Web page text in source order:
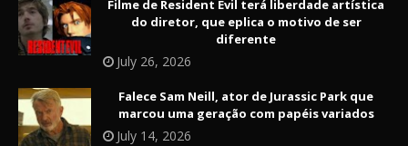
Filme de Resident Evil terá liberdade artística
do diretor, que eplica o motivo de ser
diferente
July 26, 2026
Falece Sam Neill, ator de Jurassic Park que
marcou uma geração com papéis variados
July 14, 2026